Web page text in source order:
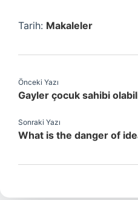
Tarih: Makaleler
Önceki Yazı
Gayler çocuk sahibi
Sonraki Yazı
What is the danger of